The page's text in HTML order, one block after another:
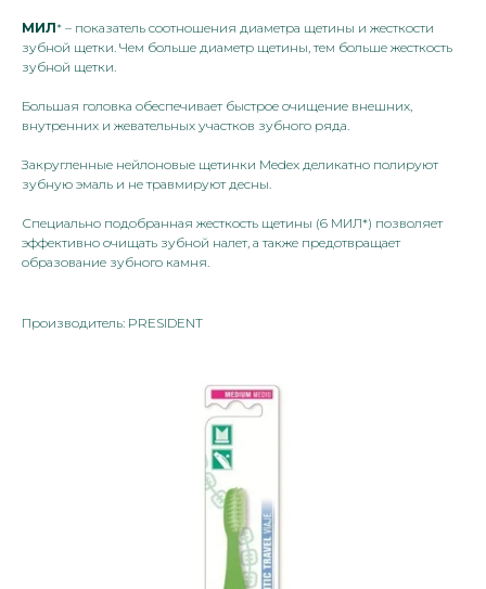
МИЛ* – показатель соотношения диаметра щетины и жесткости
зубной щетки. Чем больше диаметр щетины, тем больше жесткость
зубной щетки.
Большая головка обеспечивает быстрое очищение внешних,
внутренних и жевательных участков зубного ряда.
Закругленные нейлоновые щетинки Medex деликатно полируют
зубную эмаль и не травмируют десны.
Специально подобранная жесткость щетины (6 МИЛ*) позволяет
эффективно очищать зубной налет, а также предотвращает
образование зубного камня.
Производитель: PRESIDENT